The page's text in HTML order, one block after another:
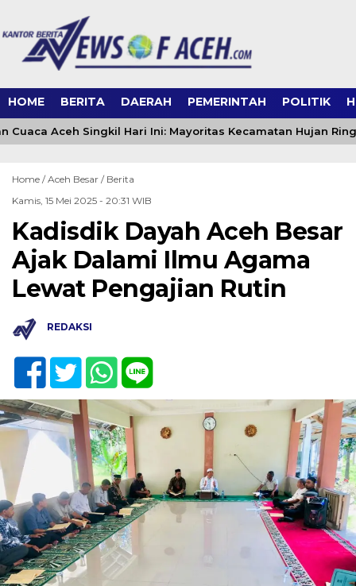
HOME BERITA DAERAH PEMERINTAH POLITIK
Cuaca Aceh Singkil Hari Ini: Mayoritas Kecamatan Hujan
Home /Aceh Besar / Berita
Kamis, 15 Mei 2025 - 20:31 WIB
Kadisdik Dayah Aceh Besar
Ajak Dalami Ilmu Agama
Lewat Pengajian Rutin
REDAKSI